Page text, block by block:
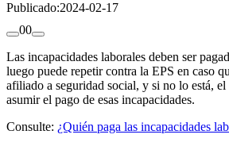
Publicado:2024-02-17
00
Las incapacidades laborales deben ser
luego puede repetir contra la EPS en caso
afiliado a seguridad social, y si no lo está,
asumir el pago de esas incapacidades.
Consulte: ¿Quién paga las incapacidades